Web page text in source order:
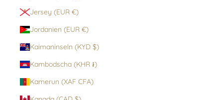
Jersey (EUR €)
Jordanien (EUR €)
Kaimaninseln (KYD $)
Kambodscha (KHR ៛)
Kamerun (XAF CFA)